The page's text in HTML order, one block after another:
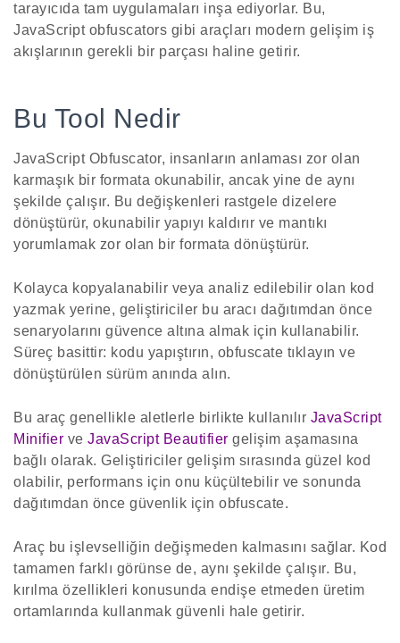
tarayıcıda tam uygulamaları inşa ediyorlar. Bu,
JavaScript obfuscators gibi araçları modern gelişim iş
akışlarının gerekli bir parçası haline getirir.
Bu Tool Nedir
JavaScript Obfuscator, insanların anlaması zor olan
karmaşık bir formata okunabilir, ancak yine de aynı
şekilde çalışır. Bu değişkenleri rastgele dizelere
dönüştürür, okunabilir yapıyı kaldırır ve mantıkı
yorumlamak zor olan bir formata dönüştürür.
Kolayca kopyalanabilir veya analiz edilebilir olan kod
yazmak yerine, geliştiriciler bu aracı dağıtımdan önce
senaryolarını güvence altına almak için kullanabilir.
Süreç basittir: kodu yapıştırın, obfuscate tıklayın ve
dönüştürülen sürüm anında alın.
Bu araç genellikle aletlerle birlikte kullanılır JavaScript
Minifier ve JavaScript Beautifier gelişim aşamasına
bağlı olarak. Geliştiriciler gelişim sırasında güzel kod
olabilir, performans için onu küçültebilir ve sonunda
dağıtımdan önce güvenlik için obfuscate.
Araç bu işlevselliğin değişmeden kalmasını sağlar. Kod
tamamen farklı görünse de, aynı şekilde çalışır. Bu,
kırılma özellikleri konusunda endişe etmeden üretim
ortamlarında kullanmak güvenli hale getirir.